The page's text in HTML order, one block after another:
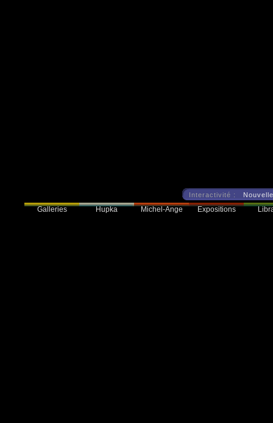
Interactivité :
Galleries Hupka Michel-Ange Expositions